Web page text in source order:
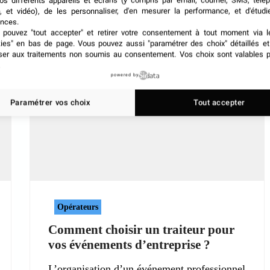
Opérateurs
Comment choisir un traiteur pour
vos événements d’entreprise ?
et vidéo), de les personnaliser, d'en mesurer la performance, et
pouvez "tout accepter" et retirer votre consentement à tout moment via
en bas de page. Vous pouvez aussi "paramétrer des choix" détaillés
aux traitements non soumis au consentement. Vos choix sont valables
powered by
Paramétrer vos choix Tout accepter